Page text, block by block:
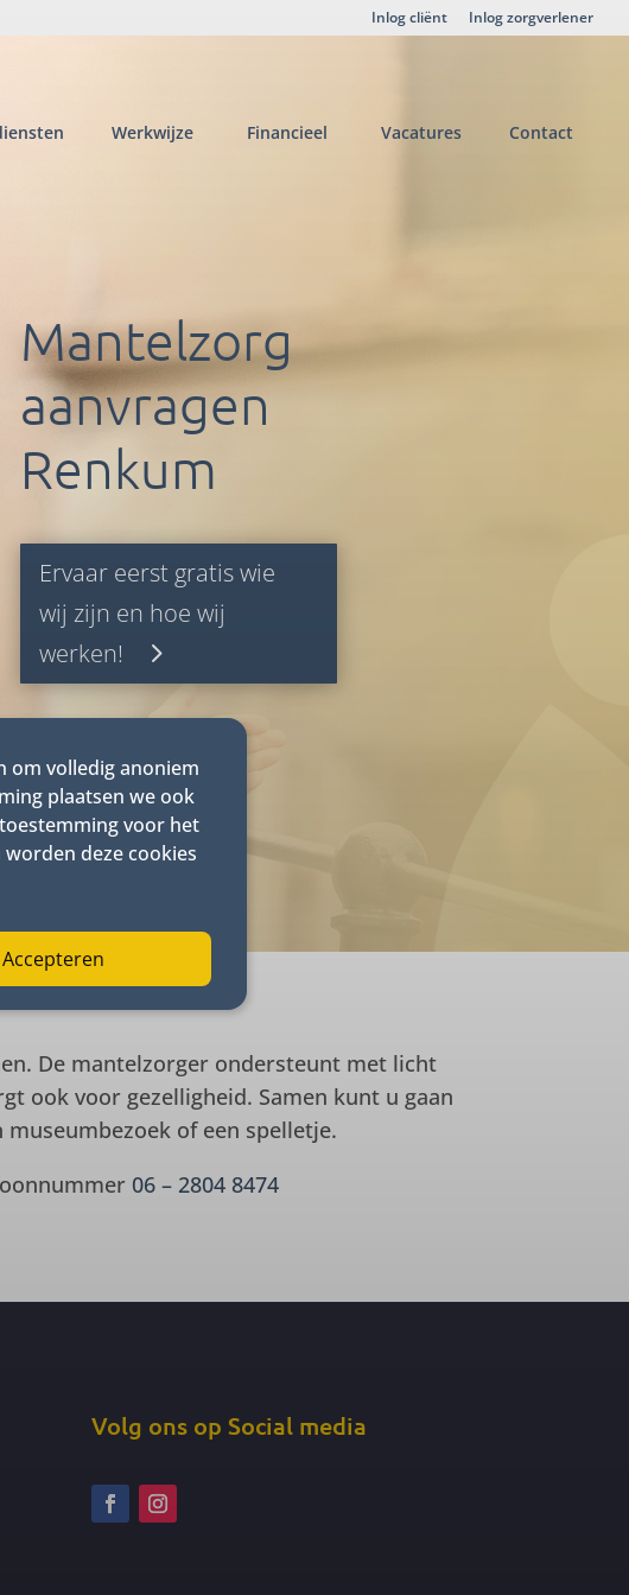
Inlog cliënt Inlog zorgverlener
Werkwijze Financieel Vacatures Contact
Mantelzorg
aanvragen
Renkum
Ervaar eerst gratis wie
wij zijn en hoe wij
werken!
De mantelzorger ondersteunt met licht
ook voor gezelligheid. Samen kunt u gaan
of een spelletje.
06 – 2804 8474
Volg ons op Social media
om volledig anoniem
plaatsen we ook
voor het
deze cookies
Accepteren